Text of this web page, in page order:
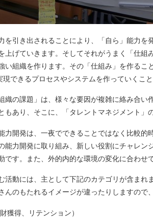
を引き出されることにより、「自ら」能力
上げていきます。そしてそれがうまく「仕組
い組織を作ります。その「仕組み」を作るこ
現できるプロセスやシステムを作っていくこ
織の課題」は、様々な要因が複雑に絡み合
もあり、そこに、「タレントマネジメント」
力開発は、一夜でできることではなく比較的
能力開発に取り組み、新しい役割にチャレン
です。また、外的内的な環境の変化に合わせ
活動には、主として下記のカテゴリが含まれ
んのもたれるイメージが違ったりしますので
獲得、リテンション）